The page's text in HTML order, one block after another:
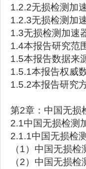
1.2.2无损检测加
1.2.3无损检测加
1.3无损检测加速
1.4本报告研究范
1.5本报告数据来
1.5.1本报告权威
1.5.2本报告研究
第2章：中国无损
2.1中国无损检测
2.1.1中国无损检
（1）中国无损
（2）中国无损